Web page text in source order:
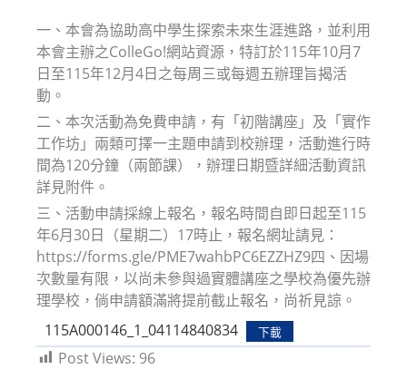
一、本會為協助高中學生探索未來生涯進路，並利用
本會主辦之ColleGo!網站資源，特訂於115年10月7
日至115年12月4日之每周三或每週五辦理旨揭活
動。
二、本次活動為免費申請，有「初階講座」及「實作
工作坊」兩類可擇一主題申請到校辦理，活動進行時
間為120分鐘（兩節課），辦理日期暨詳細活動資訊
詳見附件。
三、活動申請採線上報名，報名時間自即日起至115
年6月30日（星期二）17時止，報名網址請見：
https://forms.gle/PME7wahbPC6EZZHZ9四、因場
次數量有限，以尚未參與過實體講座之學校為優先辦
理學校，倘申請額滿將提前截止報名，尚祈見諒。
115A000146_1_04114840834
下載
Post Views: 96